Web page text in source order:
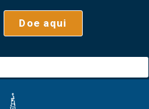
Doe aqui